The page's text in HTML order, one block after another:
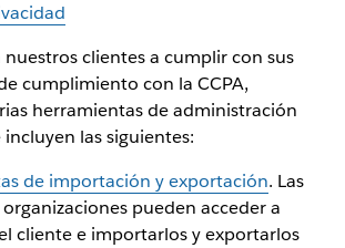
nuestros clientes a cumplir con sus
cumplimiento con la CCPA,
herramientas de administración
las siguientes:
de importación y exportación. Las
pueden acceder a
cliente e importarlos y exportarlos